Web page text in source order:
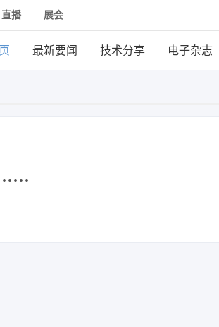
直播 展会
最新要闻 技术分享 电子杂志